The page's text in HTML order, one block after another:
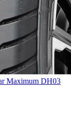
Maximum DH03